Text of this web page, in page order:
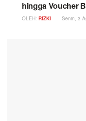
hingga Voucher
OLEH: RIZKI Senin, 3